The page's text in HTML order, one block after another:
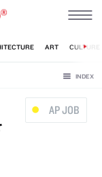
AP JOB